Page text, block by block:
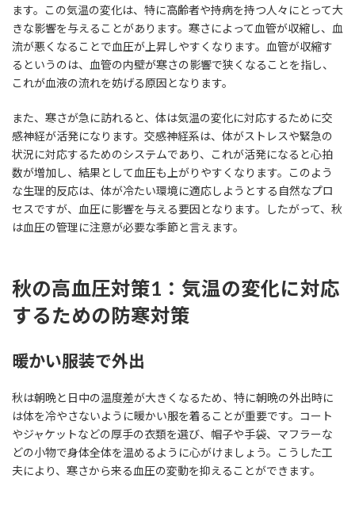
ます。この気温の変化は、特に高齢者や持病を持つ人々にとって大
きな影響を与えることがあります。寒さによって血管が収縮し、血
流が悪くなることで血圧が上昇しやすくなります。血管が収縮す
るというのは、血管の内壁が寒さの影響で狭くなることを指し、
これが血液の流れを妨げる原因となります。
また、寒さが急に訪れると、体は気温の変化に対応するために交
感神経が活発になります。交感神経系は、体がストレスや緊急の
状況に対応するためのシステムであり、これが活発になると心拍
数が増加し、結果として血圧も上がりやすくなります。このよう
な生理的反応は、体が冷たい環境に適応しようとする自然なプロ
セスですが、血圧に影響を与える要因となります。したがって、秋
は血圧の管理に注意が必要な季節と言えます。
秋の高血圧対策1：気温の変化に対応
するための防寒対策
暖かい服装で外出
秋は朝晩と日中の温度差が大きくなるため、特に朝晩の外出時に
は体を冷やさないように暖かい服を着ることが重要です。コート
やジャケットなどの厚手の衣類を選び、帽子や手袋、マフラーな
どの小物で身体全体を温めるように心がけましょう。こうした工
夫により、寒さから来る血圧の変動を抑えることができます。